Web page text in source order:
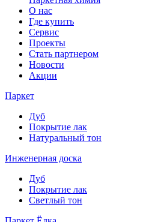
О нас
Где купить
Сервис
Проекты
Стать партнером
Новости
Акции
Паркет
Дуб
Покрытие лак
Натуральный тон
Инженерная доска
Дуб
Покрытие лак
Светлый тон